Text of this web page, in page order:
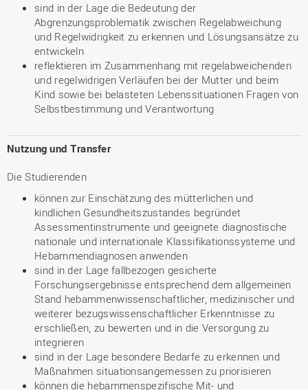
sind in der Lage die Bedeutung der
Abgrenzungsproblematik zwischen Regelabweichung
und Regelwidrigkeit zu erkennen und Lösungsansätze zu
entwickeln
reflektieren im Zusammenhang mit regelabweichenden
und regelwidrigen Verläufen bei der Mutter und beim
Kind sowie bei belasteten Lebenssituationen Fragen von
Selbstbestimmung und Verantwortung
Nutzung und Transfer
Die Studierenden
können zur Einschätzung des mütterlichen und
kindlichen Gesundheitszustandes begründet
Assessmentinstrumente und geeignete diagnostische
nationale und internationale Klassifikationssysteme und
Hebammendiagnosen anwenden
sind in der Lage fallbezogen gesicherte
Forschungsergebnisse entsprechend dem allgemeinen
Stand hebammenwissenschaftlicher, medizinischer und
weiterer bezugswissenschaftlicher Erkenntnisse zu
erschließen, zu bewerten und in die Versorgung zu
integrieren
sind in der Lage besondere Bedarfe zu erkennen und
Maßnahmen situationsangemessen zu priorisieren
können die hebammenspezifische Mit- und